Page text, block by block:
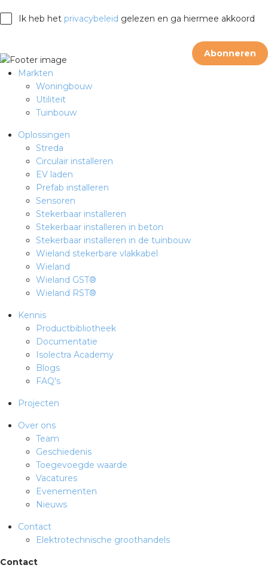
Ik heb het privacybeleid gelezen en ga hiermee akkoord
Abonneren
groothandels
Markten
Woningbouw
Utiliteit
Tuinbouw
Oplossingen
Streda
Circulair installeren
EV laden
Prefab installeren
Sensoren
Stekerbaar installeren
Stekerbaar installeren in beton
Stekerbaar installeren in de tuinbouw
Wieland stekerbare vlakkabel
Wieland
Wieland GST®
Wieland RST®
Kennis
Productbibliotheek
Documentatie
Isolectra Academy
Blogs
FAQ's
Projecten
Over ons
Team
Geschiedenis
Toegevoegde waarde
Vacatures
Evenementen
Nieuws
Contact
Elektrotechnische groothandels
Contact